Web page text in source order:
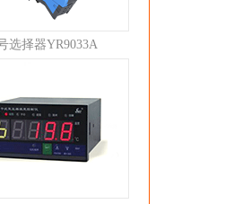
选择器YR9033A